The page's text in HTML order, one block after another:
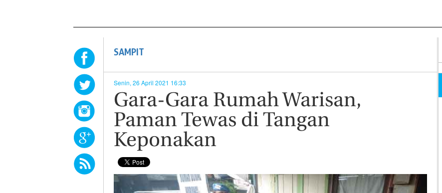
SAMPIT
Senin, 26 April 2021 16:33
Gara-Gara Rumah Warisan,
Paman Tewas di Tangan
Keponakan